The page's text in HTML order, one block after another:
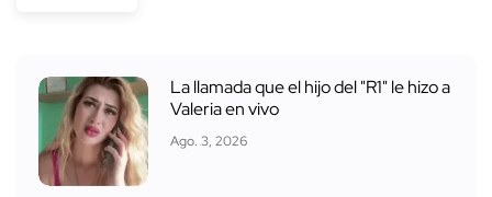
La llamada que el hijo del "R1" le hizo a
Valeria en vivo
Ago. 3, 2026